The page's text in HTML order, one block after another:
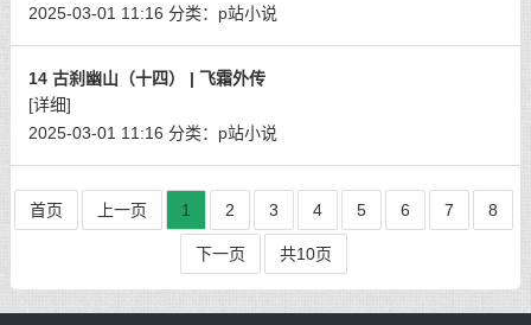
2025-03-01 11:16 分类： p站小说
14 古刹幽山（十四） | 飞霜外传
[详细]
2025-03-01 11:16 分类： p站小说
首页 上一页 1 2 3 4 5 6 7 8
下一页 共10页